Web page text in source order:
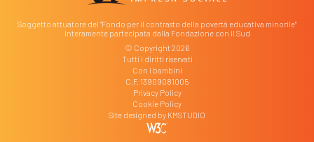
Soggetto attuatore del "Fondo per il contrasto della povertà educativa minorile"
interamente partecipata dalla Fondazione con il Sud
© Copyright 2026
Tutti i diritti riservati
Con i bambini
C.F. 13909081005
Privacy Policy
Cookie Policy
Site designed by KMSTUDIO